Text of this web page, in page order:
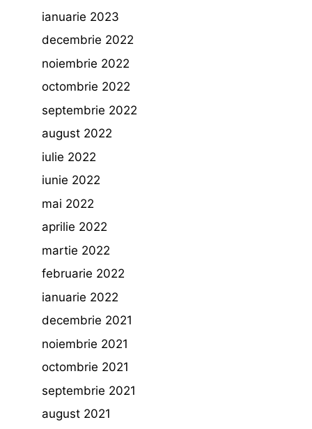
ianuarie 2023
decembrie 2022
noiembrie 2022
octombrie 2022
septembrie 2022
august 2022
iulie 2022
iunie 2022
mai 2022
aprilie 2022
martie 2022
februarie 2022
ianuarie 2022
decembrie 2021
noiembrie 2021
octombrie 2021
septembrie 2021
august 2021